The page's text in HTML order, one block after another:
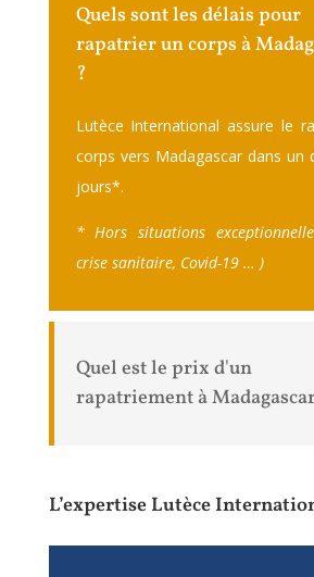
Quels sont les délais pour
rapatrier un corps à
?
Lutèce International assure le
corps vers Madagascar dans un
jours*.
* Hors situations
crise sanitaire, Covid-19 … )
Quel est le prix d'un
rapatriement à
L’expertise Lutèce